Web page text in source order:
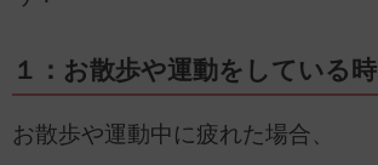
１：お散歩や運動をしている時
お散歩や運動中に疲れた場合、